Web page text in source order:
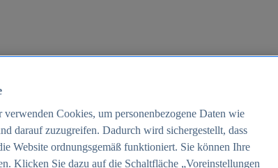
verwenden Cookies, um personenbezogene Daten wie
darauf zuzugreifen. Dadurch wird sichergestellt, dass
Website ordnungsgemäß funktioniert. Sie können Ihre
Klicken Sie dazu auf die Schaltfläche „Voreinstellungen